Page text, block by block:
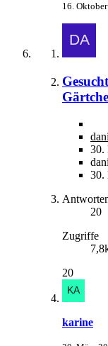
16.
30.
30.
20
Zugriffe
20
karine